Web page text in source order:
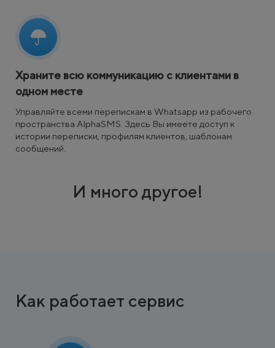
Храните всю коммуникацию с клиентами в
одном месте
Управляйте всеми перепискам в Whatsapp из рабочего
пространства AlphaSMS. Здесь Вы имеете доступ к
истории переписки, профилям клиентов, шаблонам
сообщений.
И много другое!
Как работает сервис